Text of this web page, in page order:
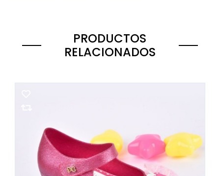
PRODUCTOS
RELACIONADOS